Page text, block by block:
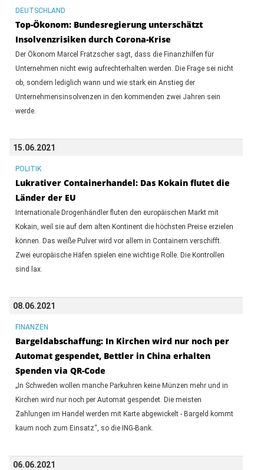
DEUTSCHLAND
Top-Ökonom: Bundesregierung unterschätzt
Insolvenzrisiken durch Corona-Krise
Der Ökonom Marcel Fratzscher sagt, dass die Finanzhilfen für
Unternehmen nicht ewig aufrechterhalten werden. Die Frage sei nicht
ob, sondern lediglich wann und wie stark ein Anstieg der
Unternehmensinsolvenzen in den kommenden zwei Jahren sein
werde.
15.06.2021
POLITIK
Lukrativer Containerhandel: Das Kokain flutet die
Länder der EU
Internationale Drogenhändler fluten den europäischen Markt mit
Kokain, weil sie auf dem alten Kontinent die höchsten Preise erzielen
können. Das weiße Pulver wird vor allem in Containern verschifft.
Zwei europäische Häfen spielen eine wichtige Rolle. Die Kontrollen
sind lax.
08.06.2021
FINANZEN
Bargeldabschaffung: In Kirchen wird nur noch per
Automat gespendet, Bettler in China erhalten
Spenden via QR-Code
„In Schweden wollen manche Parkuhren keine Münzen mehr und in
Kirchen wird nur noch per Automat gespendet. Die meisten
Zahlungen im Handel werden mit Karte abgewickelt - Bargeld kommt
kaum noch zum Einsatz“, so die ING-Bank.
06.06.2021